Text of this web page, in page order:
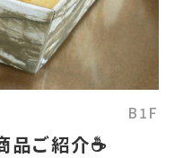
B1F
品ご紹介☕